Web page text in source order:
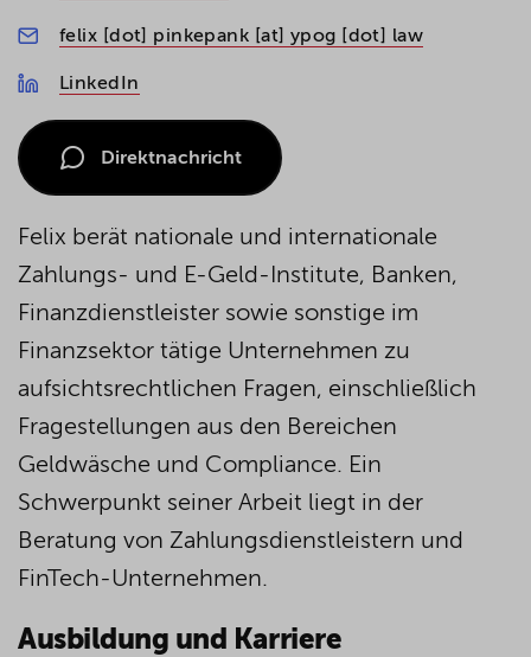
choice of optional cookies. You can revoke or change
cookiebutton at the bottom of our website.
For more details, see the cookie settings and our
privacy policy.
felix [dot] pinkepank [at] ypog [dot] law
LinkedIn
Direktnachricht
Felix berät nationale und internationale
Zahlungs- und E-Geld-Institute, Banken,
Finanzdienstleister sowie sonstige im
Finanzsektor tätige Unternehmen zu
aufsichtsrechtlichen Fragen, einschließlich
Fragestellungen aus den Bereichen
Geldwäsche und Compliance. Ein
Schwerpunkt seiner Arbeit liegt in der
Beratung von Zahlungsdienstleistern und
FinTech-Unternehmen.
Ausbildung und Karriere